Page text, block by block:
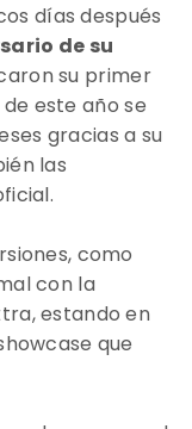
días después
de su
su primer
de este año se
gracias a su
las
como
con la
estando en
que